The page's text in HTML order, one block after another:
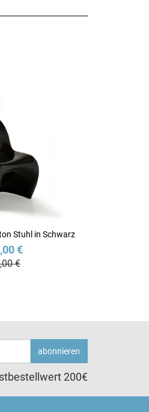
Stuhl in Schwarz
€
€
abonnieren
200€